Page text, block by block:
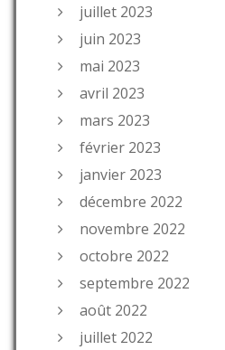
juillet 2023
juin 2023
mai 2023
avril 2023
mars 2023
février 2023
janvier 2023
décembre 2022
novembre 2022
octobre 2022
septembre 2022
août 2022
juillet 2022